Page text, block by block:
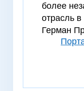
более
отрасль
Герман